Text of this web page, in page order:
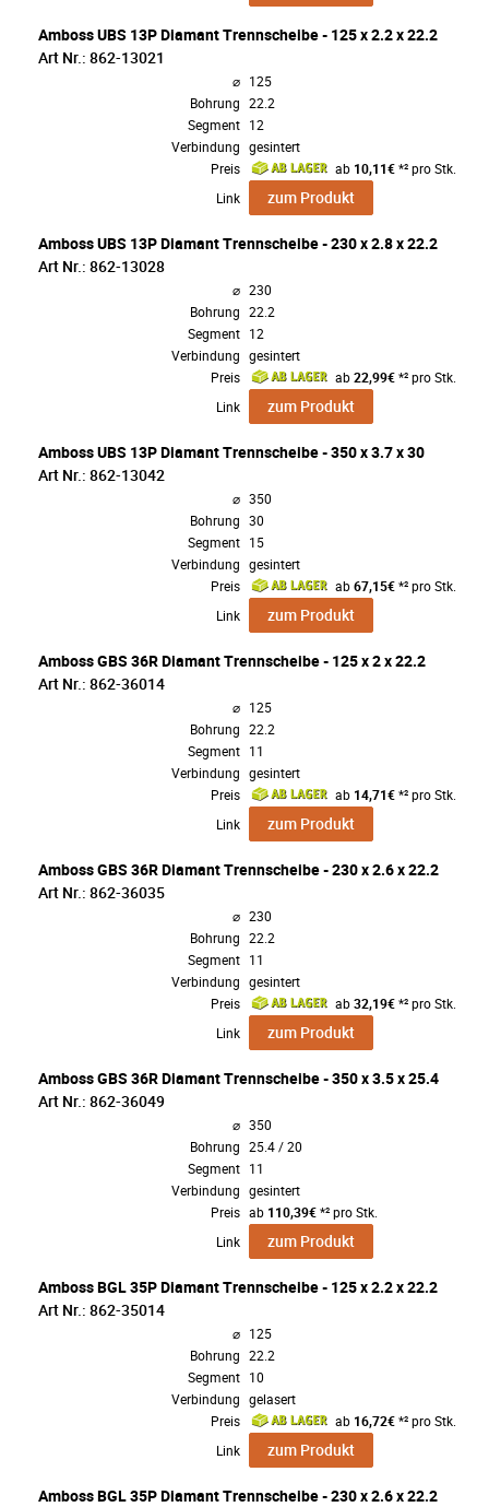
Amboss UBS 13P Diamant Trennscheibe - 125 x 2.2 x 22.2
Art Nr.: 862-13021
⌀ 125
Bohrung 22.2
Segment 12
Verbindung gesintert
Preis
ab 10,11€*² pro Stk.
Link
zum Produkt
Amboss UBS 13P Diamant Trennscheibe - 230 x 2.8 x 22.2
Art Nr.: 862-13028
⌀ 230
Bohrung 22.2
Segment 12
Verbindung gesintert
Preis
ab22,99€*² pro Stk.
Link
zum Produkt
Amboss UBS 13P Diamant Trennscheibe - 350 x 3.7 x 30
Art Nr.: 862-13042
⌀ 350
Bohrung 30
Segment 15
Verbindung gesintert
Preis
ab67,15€*² pro Stk.
Link
zum Produkt
Amboss GBS 36R Diamant Trennscheibe - 125 x 2 x 22.2
Art Nr.: 862-36014
⌀ 125
Bohrung 22.2
Segment 11
Verbindung gesintert
Preis
ab 14,71€*² pro Stk.
Link
zum Produkt
Amboss GBS 36R Diamant Trennscheibe - 230 x 2.6 x 22.2
Art Nr.: 862-36035
⌀ 230
Bohrung 22.2
Segment 11
Verbindung gesintert
Preis
ab32,19€*² pro Stk.
Link
zum Produkt
Amboss GBS 36R Diamant Trennscheibe - 350 x 3.5 x 25.4
Art Nr.: 862-36049
⌀ 350
Bohrung 25.4 / 20
Segment 11
Verbindung gesintert
Preis ab 110,39€*² pro Stk.
Link
zum Produkt
Amboss BGL 35P Diamant Trennscheibe - 125 x 2.2 x 22.2
Art Nr.: 862-35014
⌀ 125
Bohrung 22.2
Segment 10
Verbindung gelasert
Preis
ab 16,72€*² pro Stk.
Link
zum Produkt
Amboss BGL 35P Diamant Trennscheibe - 230 x 2.6 x 22.2